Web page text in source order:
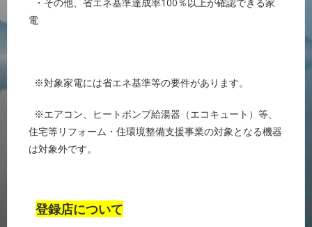
電
※対象家電には省エネ基準等の要件があります。
※エアコン、ヒートポンプ給湯器（エコキュート）等、
住宅等リフォーム・住環境整備支援事業の対象となる機器
は対象外です。
登録店について